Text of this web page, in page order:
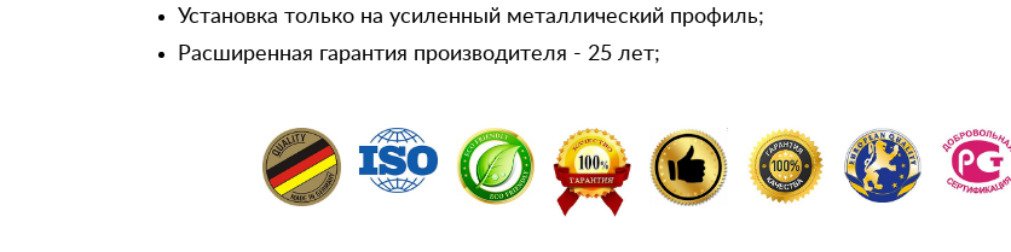
Установка только на усиленный металлический профиль;
Расширенная гарантия производителя - 25 лет;